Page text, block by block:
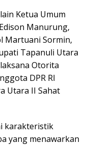
Ketua Umum
Manurung,
Martuani Sormin,
Tapanuli Utara
Otorita
DPR RI
Utara II Sahat
karakteristik
yang menawarkan